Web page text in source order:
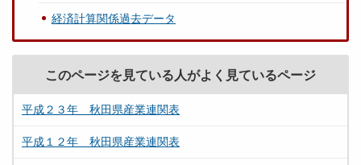
経済計算関係過去データ
このページを見ている人がよく見ているページ
平成２３年 秋田県産業連関表
平成１２年 秋田県産業連関表